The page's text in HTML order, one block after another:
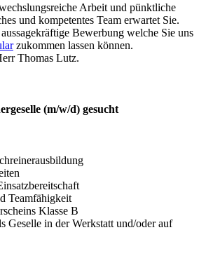
Arbeit und pünktliche
und kompetentes Team erwartet Sie.
Bewerbung welche Sie uns
zukommen lassen können.
Thomas Lutz.
(m/w/d) gesucht
Teamfähigkeit
Klasse B
Geselle in der Werkstatt und/oder auf